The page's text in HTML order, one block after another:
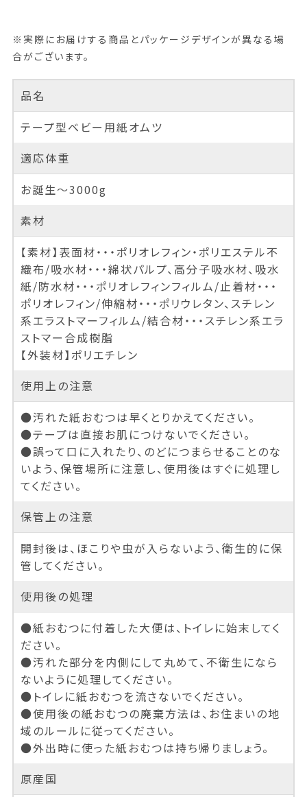
※実際にお届けする商品とパッケージデザインが異なる場
合がございます。
品名
テープ型ベビー用紙オムツ
適応体重
お誕生～3000g
素材
【素材】表面材・・・ポリオレフィン・ポリエステル不
織布/吸水材・・・綿状パルプ、高分子吸水材、吸水
紙/防水材・・・ポリオレフィンフィルム/止着材・・・
ポリオレフィン/伸縮材・・・ポリウレタン、スチレン
系エラストマーフィルム/結合材・・・スチレン系エラ
ストマー合成樹脂
【外装材】ポリエチレン
使用上の注意
●汚れた紙おむつは早くとりかえてください。
●テープは直接お肌につけないでください。
●誤って口に入れたり、のどにつまらせることのな
いよう、保管場所に注意し、使用後はすぐに処理し
てください。
保管上の注意
開封後は、ほこりや虫が入らないよう、衛生的に保
管してください。
使用後の処理
●紙おむつに付着した大便は、トイレに始末してく
ださい。
●汚れた部分を内側にして丸めて、不衛生になら
ないように処理してください。
●トイレに紙おむつを流さないでください。
●使用後の紙おむつの廃棄方法は、お住まいの地
域のルールに従ってください。
●外出時に使った紙おむつは持ち帰りましょう。
原産国